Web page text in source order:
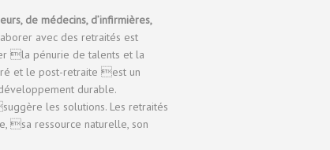
de médecins, d’infirmières,
avec des retraités est
la pénurie de talents et la
et le post-retraite est un
durable.
les solutions. Les retraités
sa ressource naturelle, son